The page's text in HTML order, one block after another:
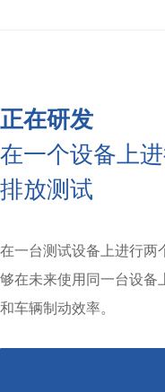
正在研发
在一个设备上
排放测试
在一台测试设备上进行两
够在未来使用同一台设备
和车辆制动效率。